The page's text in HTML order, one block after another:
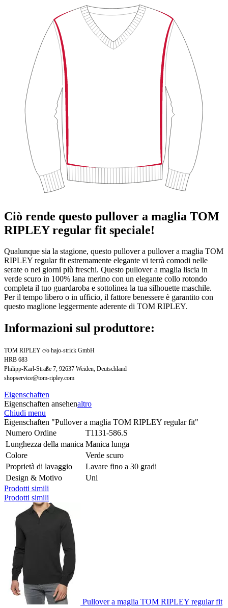
Ciò rende questo pullover a maglia TOM
RIPLEY regular fit speciale!
Qualunque sia la stagione, questo pullover a pullover a maglia TOM
RIPLEY regular fit estremamente elegante vi terrà comodi nelle
serate o nei giorni più freschi. Questo pullover a maglia liscia in
verde scuro in 100% lana merino con un elegante collo rotondo
completa il tuo guardaroba e sottolinea la tua silhouette maschile.
Per il tempo libero o in ufficio, il fattore benessere è garantito con
questo maglione leggermente aderente di TOM RIPLEY.
Informazioni sul produttore:
TOM RIPLEY c/o hajo-strick GmbH
HRB 683
Philipp-Karl-Straße 7, 92637 Weiden, Deutschland
shopservice@tom-ripley.com
Eigenschaften
Eigenschaften ansehenaltro
Chiudi menu
Eigenschaften "Pullover a maglia TOM RIPLEY regular fit"
Numero Ordine
T1131-586.S
Lunghezza della manica Manica lunga
Colore
Verde scuro
Proprietà di lavaggio
Lavare fino a 30 gradi
Design & Motivo
Uni
Prodotti simili
Prodotti simili
Pullover a maglia TOM RIPLEY regular fit